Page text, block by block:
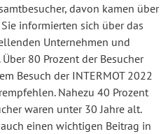
davon kamen über
informierten sich über das
Unternehmen und
80 Prozent der Besucher
Besuch der INTERMOT 2022
Nahezu 40 Prozent
waren unter 30 Jahre alt.
einen wichtigen Beitrag in